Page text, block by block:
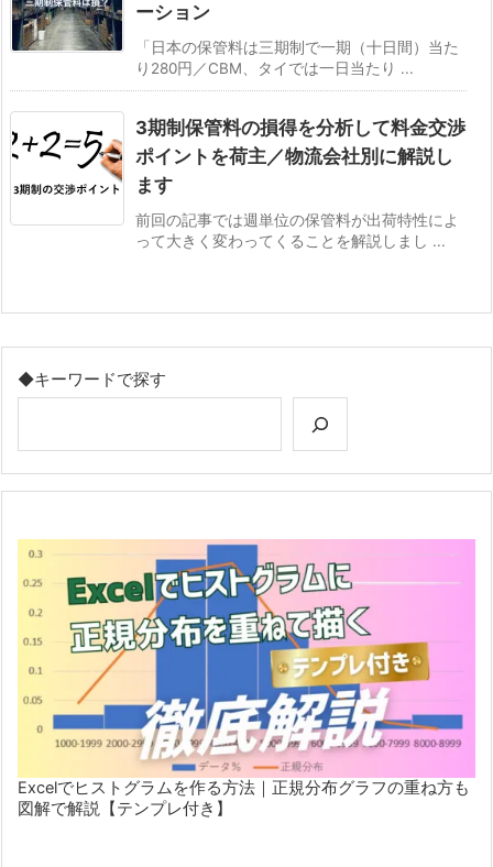
ーション
「日本の保管料は三期制で一期（十日間）当た
り280円／CBM、タイでは一日当たり ...
3期制保管料の損得を分析して料金交渉
ポイントを荷主／物流会社別に解説し
ます
前回の記事では週単位の保管料が出荷特性によ
って大きく変わってくることを解説しまし ...
◆キーワードで探す
Excelでヒストグラムを作る方法｜正規分布グラフの重ね方も
図解で解説【テンプレ付き】